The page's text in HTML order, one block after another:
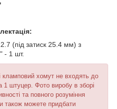
(під затиск 25.4 мм) з
- 1 шт.
кламповий хомут не входять до
1 штуцер. Фото виробу в зборі
та повного розуміння
також можете придбати